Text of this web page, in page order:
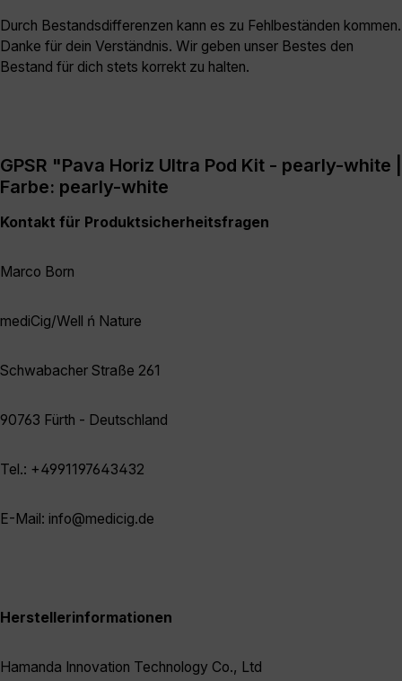
Durch Bestandsdifferenzen kann es zu Fehlbeständen kommen.
Danke für dein Verständnis. Wir geben unser Bestes den
Bestand für dich stets korrekt zu halten.
GPSR "Pava Horiz Ultra Pod Kit - pearly-white |
Farbe: pearly-white
Kontakt für Produktsicherheitsfragen
Marco Born
mediCig/Well ń Nature
Schwabacher Straße 261
90763 Fürth - Deutschland
Tel.: +4991197643432
E-Mail: info@medicig.de
Herstellerinformationen
Hamanda Innovation Technology Co., Ltd